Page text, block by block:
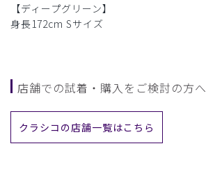
【ディープグリーン】
身長172cm Sサイズ
店舗での試着・購入をご検討の方へ
クラシコの店舗一覧はこちら